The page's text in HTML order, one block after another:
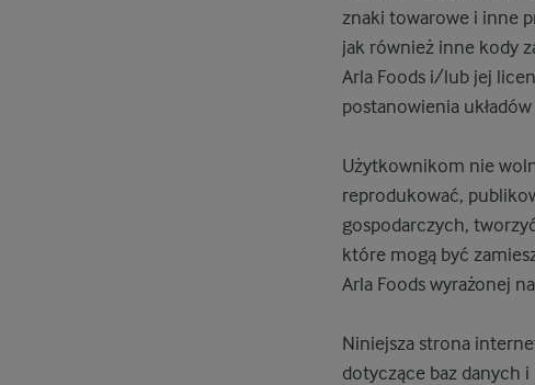
znaki towarowe i inne
jak również inne kody
Arla Foods i/lub jej
postanowienia
Użytkownikom nie
reprodukować,
gospodarczych,
które mogą być
Arla Foods wyrażonej
Niniejsza strona
dotyczące baz danych